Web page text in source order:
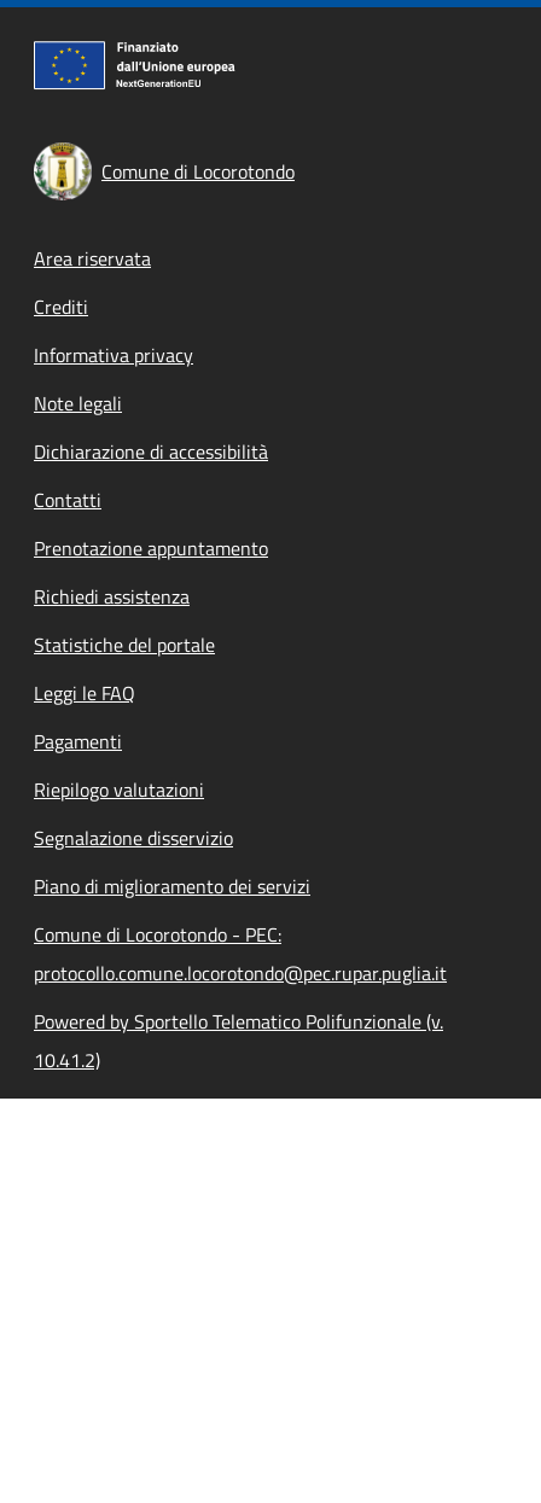
Comune di Locorotondo
Footer menu
Area riservata
Crediti
Informativa privacy
Note legali
Dichiarazione di accessibilità
Contatti
Prenotazione appuntamento
Richiedi assistenza
Statistiche del portale
Leggi le FAQ
Pagamenti
Riepilogo valutazioni
Segnalazione disservizio
Piano di miglioramento dei servizi
Comune di Locorotondo - PEC:
protocollo.comune.locorotondo@pec.rupar.puglia.it
Powered by Sportello Telematico Polifunzionale (v.
10.41.2)